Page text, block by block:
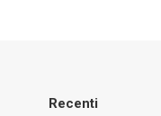
Recenti